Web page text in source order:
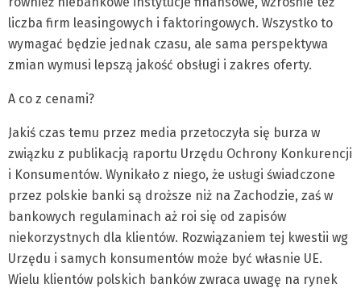
liczba firm leasingowych i faktoringowych. Wszystko to
wymagać będzie jednak czasu, ale sama perspektywa
zmian wymusi lepszą jakość obsługi i zakres oferty.
A co z cenami?
Jakiś czas temu przez media przetoczyła się burza w
związku z publikacją raportu Urzędu Ochrony Konkurencji
i Konsumentów. Wynikało z niego, że usługi świadczone
przez polskie banki są droższe niż na Zachodzie, zaś w
bankowych regulaminach aż roi się od zapisów
niekorzystnych dla klientów. Rozwiązaniem tej kwestii wg
Urzędu i samych konsumentów może być własnie UE.
Wielu klientów polskich banków zwraca uwagę na rynek